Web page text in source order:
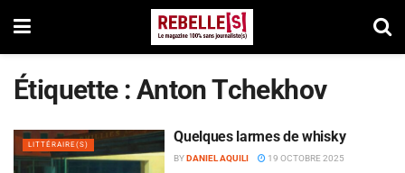
Étiquette : Anton Tchekhov
LITTÉRAIRE(S) Quelques larmes de whisky
BYDANIEL AQUILI 19 OCTOBRE 2025